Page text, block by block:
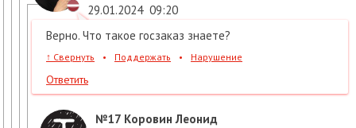
29.01.2024 09:20
Верно. Что такое госзаказ знаете?
↑ Свернуть • Поддержать • Нарушение
Ответить
№17 Коровин Леонид